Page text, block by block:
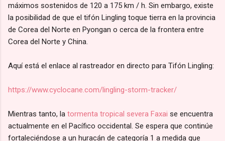
máximos sostenidos de 120 a 175 km / h. Sin embargo, existe
la posibilidad de que el tifón Lingling toque tierra en la provincia
de Corea del Norte en Pyongan o cerca de la frontera entre
Corea del Norte y China.
Aquí está el enlace al rastreador en directo para Tifón Lingling:
https://www.cyclocane.com/lingling-storm-tracker/
Mientras tanto, la tormenta tropical severa Faxai se encuentra
actualmente en el Pacífico occidental. Se espera que continúe
fortaleciéndose a un huracán de categoría 1 a medida que